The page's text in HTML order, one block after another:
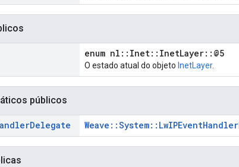
enum nl::Inet::InetLayer::@5
O estado atual do objeto InetLayer.
públicos
Delegate